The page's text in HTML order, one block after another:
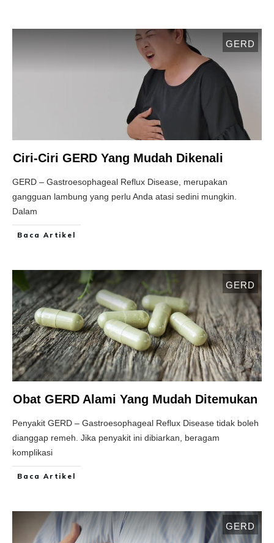
GERD
Ciri-Ciri GERD Yang Mudah Dikenali
GERD – Gastroesophageal Reflux Disease, merupakan
gangguan lambung yang perlu Anda atasi sedini mungkin.
Dalam
Baca Artikel
GERD
Obat GERD Alami Yang Mudah Ditemukan
Penyakit GERD – Gastroesophageal Reflux Disease tidak boleh
dianggap remeh. Jika penyakit ini dibiarkan, beragam
komplikasi
Baca Artikel
GERD